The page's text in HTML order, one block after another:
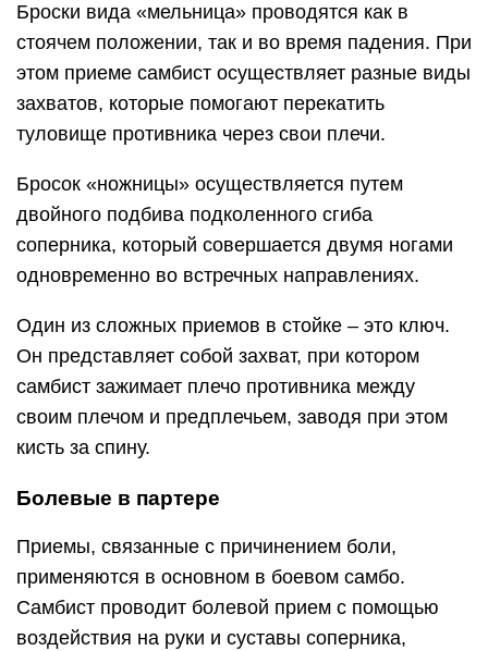
Броски вида «мельница» проводятся как в
стоячем положении, так и во время падения. При
этом приеме самбист осуществляет разные виды
захватов, которые помогают перекатить
туловище противника через свои плечи.
Бросок «ножницы» осуществляется путем
двойного подбива подколенного сгиба
соперника, который совершается двумя ногами
одновременно во встречных направлениях.
Один из сложных приемов в стойке – это ключ.
Он представляет собой захват, при котором
самбист зажимает плечо противника между
своим плечом и предплечьем, заводя при этом
кисть за спину.
Болевые в партере
Приемы, связанные с причинением боли,
применяются в основном в боевом самбо.
Самбист проводит болевой прием с помощью
воздействия на руки и суставы соперника,